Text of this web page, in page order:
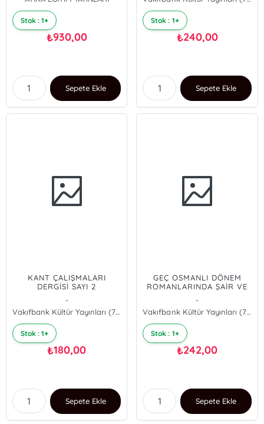
Stok : 1+
₺930,00
Sepete Ekle
Stok : 1+
₺240,00
Sepete Ekle
KANT ÇALIŞMALARI
DERGİSİ SAYI 2
-
Vakıfbank Kültür Yayınları (76258)
Stok : 1+
₺180,00
Sepete Ekle
GEÇ OSMANLI DÖNEM
ROMANLARINDA ŞAİR VE
-
Vakıfbank Kültür Yayınları (76258)
Stok : 1+
₺242,00
Sepete Ekle